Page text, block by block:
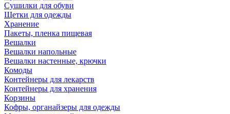
Сушилки для обуви
Щетки для одежды
Хранение
Пакеты, пленка пищевая
Вешалки
Вешалки напольные
Вешалки настенные, крючки
Комоды
Контейнеры для лекарств
Контейнеры для хранения
Корзины
Кофры, органайзеры для одежды